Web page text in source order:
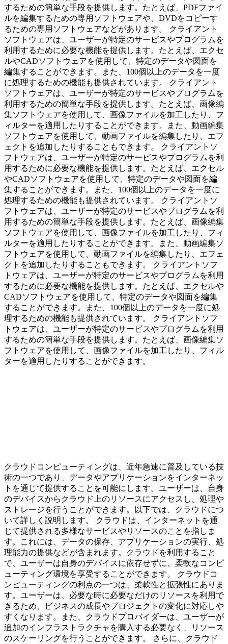
するための簡単な手段を提供します。たとえば、PDFファイ
ルを編集するための専用ソフトウェアや、DVDをコピーす
るための専用ソフトウェアなどがあります。 クライアント
ソフトウェアは、ユーザーが特定のサービスやプログラムを
利用するために必要な機能を提供します。たとえば、エクセ
ルやCADソフトウェアを使用して、特定のデータや図面を
編集することができます。また、100個以上のデータを一度
に処理するための機能も提供されています。 クライアント
ソフトウェアは、ユーザーが特定のサービスやプログラムを
利用するための簡単な手段を提供します。たとえば、画像編
集ソフトウェアを使用して、画像ファイルを加工したり、フ
ィルターを適用したりすることができます。また、動画編集
ソフトウェアを使用して、動画ファイルを編集したり、エフ
ェクトを追加したりすることもできます。 クライアントソ
フトウェアは、ユーザーが特定のサービスやプログラムを利
用するために必要な機能を提供します。たとえば、エクセル
やCADソフトウェアを使用して、特定のデータや図面を編
集することができます。また、100個以上のデータを一度に
処理するための機能も提供されています。 クライアントソ
フトウェアは、ユーザーが特定のサービスやプログラムを利
用するための簡単な手段を提供します。たとえば、画像編集
ソフトウェアを使用して、画像ファイルを加工したり、フィ
ルターを適用したりすることができます。また、動画編集ソ
フトウェアを使用して、動画ファイルを編集したり、エフェ
クトを追加したりすることもできます。 クライアントソフ
トウェアは、ユーザーが特定のサービスやプログラムを利用
するために必要な機能を提供します。たとえば、エクセルや
CADソフトウェアを使用して、特定のデータや図面を編集
することができます。また、100個以上のデータを一度に処
理するための機能も提供されています。 クライアントソフ
トウェアは、ユーザーが特定のサービスやプログラムを利用
するための簡単な手段を提供します。たとえば、画像編集ソ
フトウェアを使用して、画像ファイルを加工したり、フィル
ターを適用したりすることができます。
クラウドコンピューティングは、近年急速に普及している技
術の一つであり、データやアプリケーションをインターネッ
トを通じて提供することを可能にします。ユーザーは、自身
のデバイスからクラウド上のリソースにアクセスし、処理や
ストレージを行うことができます。以下では、クラウドにつ
いて詳しく説明します。 クラウドは、インターネットを通
じて提供される多様なサービスやリソースのことを指しま
す。これには、データの保存、アプリケーションの実行、処
理能力の提供などが含まれます。クラウドを利用すること
で、ユーザーは自身のデバイスに依存せずに、柔軟なコンピ
ューティング環境を享受することができます。 クラウドコ
ンピューティングの利点の一つは、柔軟性と拡張性にありま
す。ユーザーは、必要な時に必要なだけのリソースを利用で
きるため、ビジネスの成長やプロジェクトの変化に対応しや
すくなります。また、クラウドプロバイダーは、ユーザーが
追加のインフラストラクチャを購入する必要なく、リソース
のスケーリングを行うことができます。 さらに、クラウド